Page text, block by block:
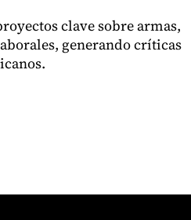
clave sobre armas,
generando críticas